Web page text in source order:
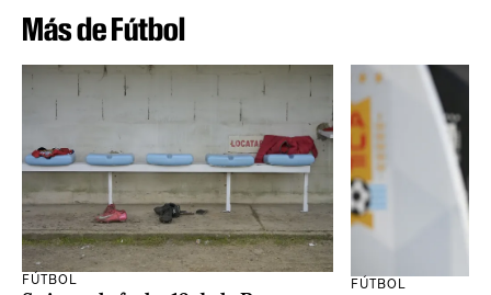
Más de Fútbol
FÚTBOL FÚTBOL